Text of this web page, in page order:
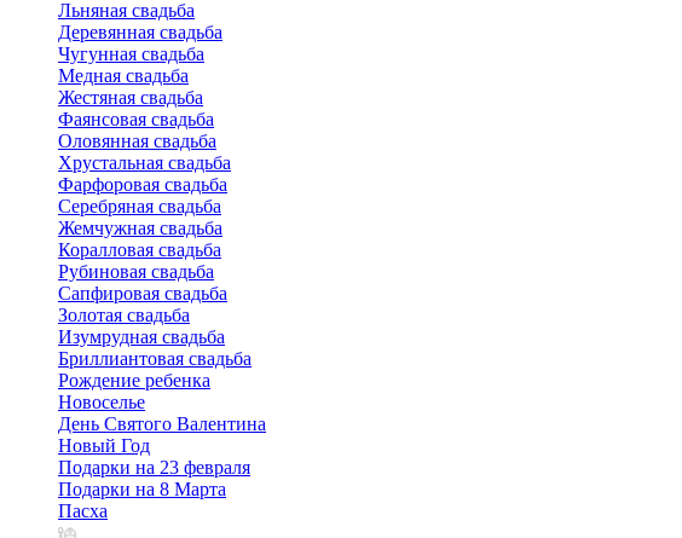
Льняная свадьба
Деревянная свадьба
Чугунная свадьба
Медная свадьба
Жестяная свадьба
Фаянсовая свадьба
Оловянная свадьба
Хрустальная свадьба
Фарфоровая свадьба
Серебряная свадьба
Жемчужная свадьба
Коралловая свадьба
Рубиновая свадьба
Сапфировая свадьба
Золотая свадьба
Изумрудная свадьба
Бриллиантовая свадьба
Рождение ребенка
Новоселье
День Святого Валентина
Новый Год
Подарки на 23 февраля
Подарки на 8 Марта
Пасха